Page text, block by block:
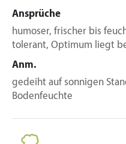
Ansprüche
humoser, frischer bis
tolerant, Optimum liegt
Anm.
gedeiht auf sonnigen
Bodenfeuchte